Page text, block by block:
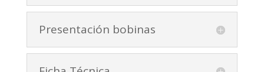
Presentación bobinas